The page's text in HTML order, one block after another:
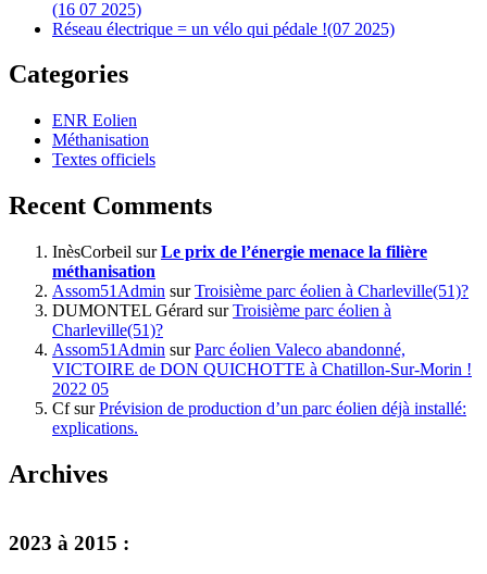
(16 07 2025)
Réseau électrique = un vélo qui pédale !(07 2025)
Categories
ENR Eolien
Méthanisation
Textes officiels
Recent Comments
InèsCorbeil surLe prix de l’énergie menace la filière
méthanisation
Assom51Admin surTroisième parc éolien à Charleville(51)?
DUMONTEL Gérard surTroisième parc éolien à
Charleville(51)?
Assom51Admin surParc éolien Valeco abandonné,
VICTOIRE de DON QUICHOTTE à Chatillon-Sur-Morin !
2022 05
CfsurPrévision de production d’un parc éolien déjà installé:
explications.
Archives
2023 à 2015 :